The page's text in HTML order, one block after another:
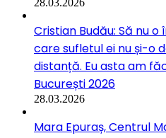
28.03.2026
Cristian Budău: Să nu
care sufletul ei nu și-o
distanță. Eu asta am
București 2026
28.03.2026
Mara Epuraș, Centrul